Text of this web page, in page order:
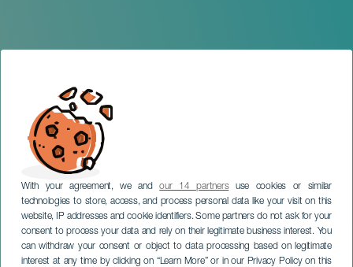
With your agreement, we andour 14 partnersuse cookies or similar
technologies to store, access, and process personal data like your visit on this
website, IP addresses and cookie identifiers. Some partners do not ask for your
consent to process your data and rely on their legitimate business interest. You
can withdraw your consent or object to data processing based on legitimate
interest at any time by clicking on “Learn More” or in our Privacy Policy on this
GRAN CANARIA